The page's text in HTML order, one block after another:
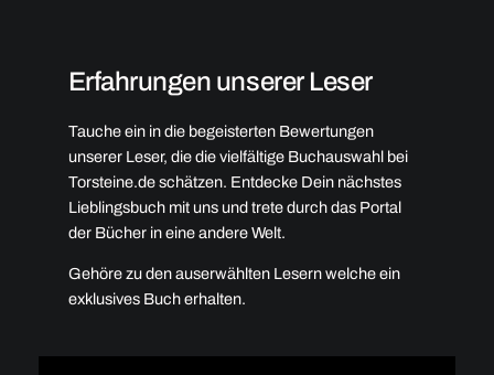
Erfahrungen unserer Leser
Tauche ein in die begeisterten Bewertungen
unserer Leser, die die vielfältige Buchauswahl bei
Torsteine.de schätzen. Entdecke Dein nächstes
Lieblingsbuch mit uns und trete durch das Portal
der Bücher in eine andere Welt.
Gehöre zu den auserwählten Lesern welche ein
exklusives Buch erhalten.